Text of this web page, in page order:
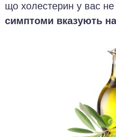
що холестерин у вас
симптоми вказують